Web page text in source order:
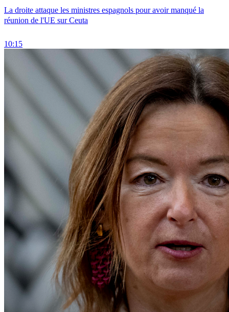
La droite attaque les ministres espagnols pour avoir manqué la
réunion de l'UE sur Ceuta
10:15